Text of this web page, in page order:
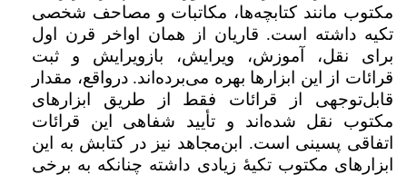
مکتوب مانند کتابچه‌ها، مکاتبات و مصاحف شخصی
تکیه داشته است. قاریان از همان اواخر قرن اول
برای نقل، آموزش، ویرایش، بازویرایش و ثبت
قرائات از این ابزارها بهره می‌برده‌اند. درواقع، مقدار
قابل‌توجهی از قرائات فقط از طریق ابزارهای
مکتوب نقل شده‌اند و تأیید شفاهی این قرائات
اتفاقی پسینی است. ابن‌مجاهد نیز در کتابش به این
ابزارهای مکتوب تکیۀ زیادی داشته چنانکه به برخی